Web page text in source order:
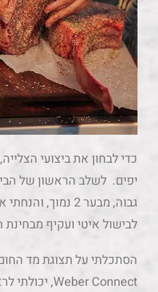
גבוה, מבער 2
לבישול איטי ועקיף מבחינת
הסתכלתי על תצוגת מד